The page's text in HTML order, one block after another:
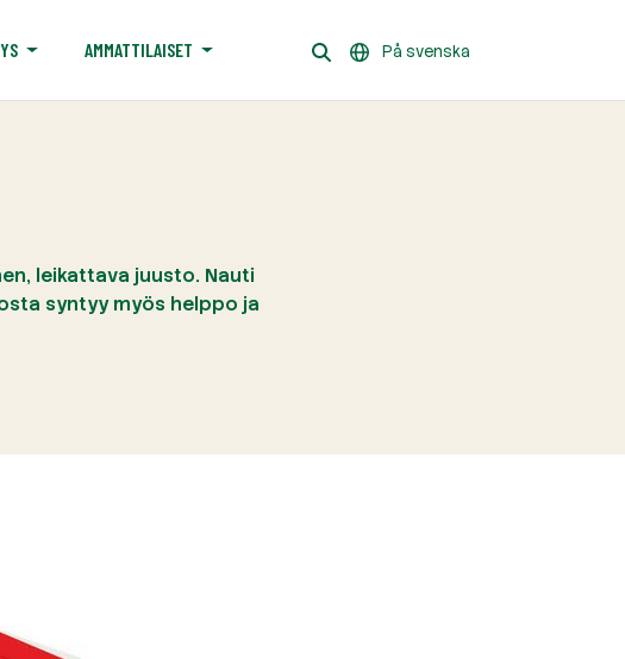
AMMATTILAISET På svenska
leikattava juusto. Nauti
syntyy myös helppo ja